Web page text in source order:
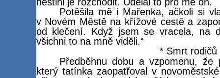
Potěšila mě i Mařenka, ačkoli si
v Novém Městě na křížové cestě a
od klečení. Když jsem se vracela, na
všichni to na mně viděli.“
* Smrt rodičů
Předběhnu dobu a vzpomenu, že
který tatínka zaopatřoval v